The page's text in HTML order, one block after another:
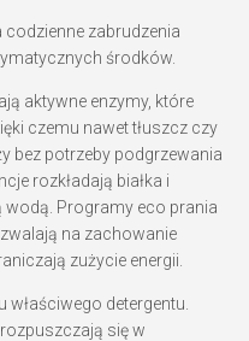
zabrudzenia
środków.
aktywne enzymy, które
czemu nawet tłuszcz czy
bez potrzeby podgrzewania
rozkładają białka i
wodą. Programy eco prania
na zachowanie
zużycie energii.
detergentu.
się w